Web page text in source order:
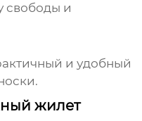
свободы и
и удобный
жилет